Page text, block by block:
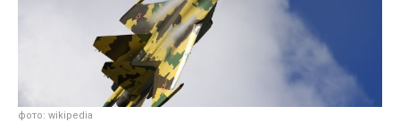
фото: wikipedia